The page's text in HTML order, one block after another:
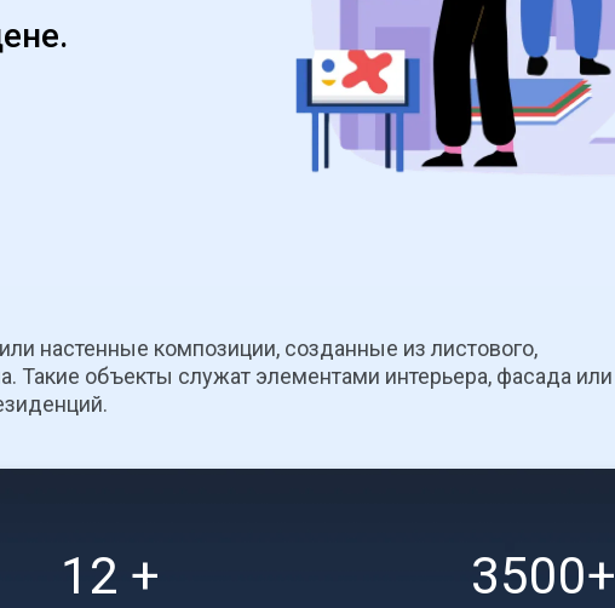
настенные композиции, созданные из листового,
Такие объекты служат элементами интерьера, фасада или
12 + 3500+